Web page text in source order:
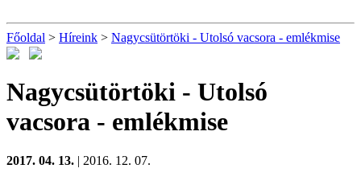
Főoldal > Híreink > Nagycsütörtöki - Utolsó vacsora - emlékmise
Nagycsütörtöki - Utolsó
vacsora - emlékmise
2017. 04. 13. | 2016. 12. 07.